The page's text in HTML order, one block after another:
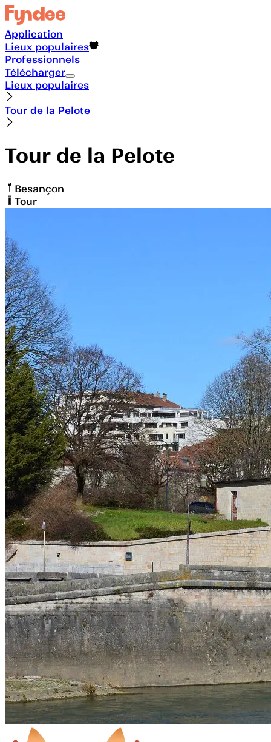
Application
Lieux populaires
Professionnels
Télécharger
Lieux populaires
Tour de la Pelote
Tour de la Pelote
Besançon
Tour